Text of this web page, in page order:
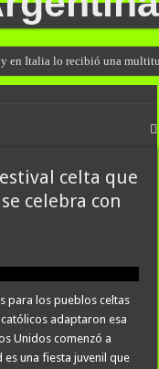
en Italia lo recibió una
celta que
celebra con
para los pueblos celtas
adaptaron esa
Unidos comenzó a
una fiesta juvenil que